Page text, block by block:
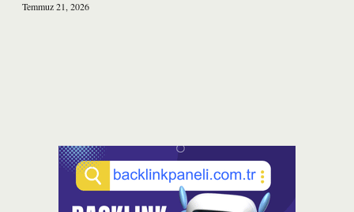
Temmuz 21, 2026